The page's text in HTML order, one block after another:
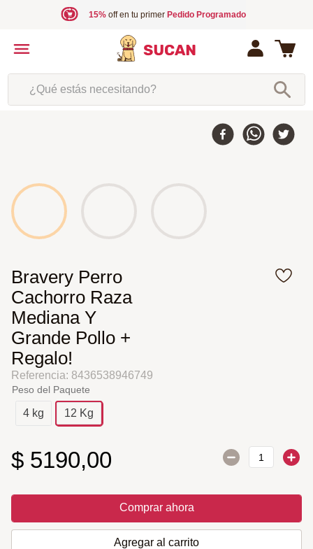
15%off en tu primer Pedido Programado
¿Qué estás necesitando?
Bravery Perro
Cachorro Raza
Mediana Y
Grande Pollo +
Regalo!
Referencia: 8436538946749
Peso del Paquete
4 kg 12 Kg
$ 5190,00
Comprar ahora
Agregar al carrito